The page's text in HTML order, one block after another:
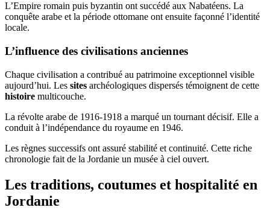
L’Empire romain puis byzantin ont succédé aux Nabatéens. La
conquête arabe et la période ottomane ont ensuite façonné l’identité
locale.
L’influence des civilisations anciennes
Chaque civilisation a contribué au patrimoine exceptionnel visible
aujourd’hui. Les sites archéologiques dispersés témoignent de cette
histoire multicouche.
La révolte arabe de 1916-1918 a marqué un tournant décisif. Elle a
conduit à l’indépendance du royaume en 1946.
Les règnes successifs ont assuré stabilité et continuité. Cette riche
chronologie fait de la Jordanie un musée à ciel ouvert.
Les traditions, coutumes et hospitalité en
Jordanie